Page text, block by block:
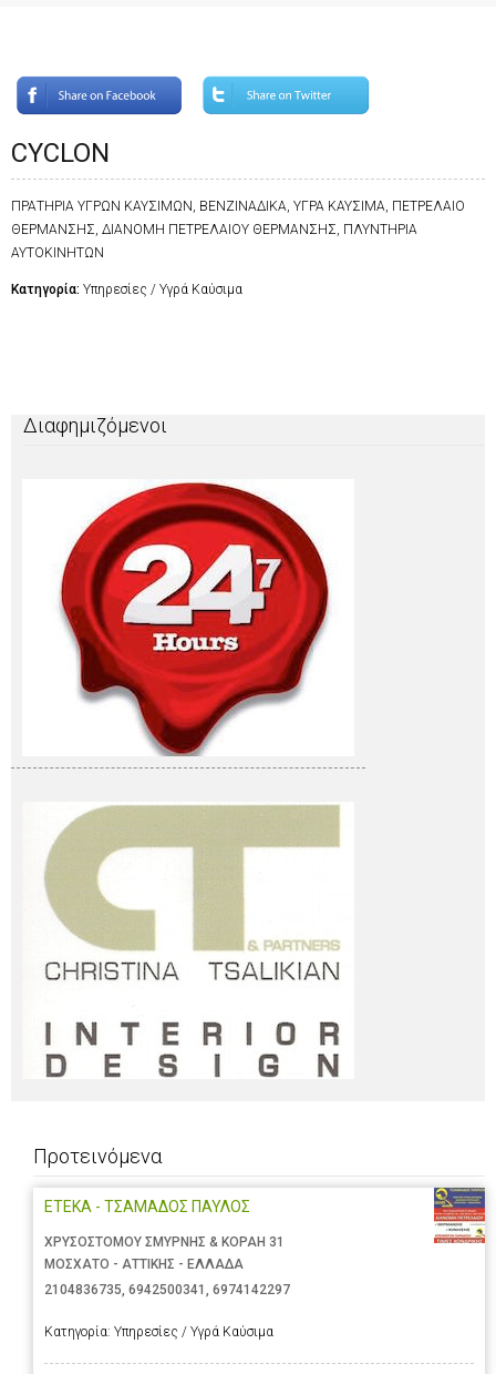
CYCLON
ΠΡΑΤΗΡΙΑ ΥΓΡΩΝ ΚΑΥΣΙΜΩΝ, ΒΕΝΖΙΝΑΔΙΚΑ, ΥΓΡΑ ΚΑΥΣΙΜΑ, ΠΕΤΡΕΛΑΙΟ
ΘΕΡΜΑΝΣΗΣ, ΔΙΑΝΟΜΗ ΠΕΤΡΕΛΑΙΟΥ ΘΕΡΜΑΝΣΗΣ, ΠΛΥΝΤΗΡΙΑ
ΑΥΤΟΚΙΝΗΤΩΝ
Κατηγορία: Υπηρεσίες / Υγρά Καύσιμα
Διαφημιζόμενοι
Προτεινόμενα
ΕΤΕΚΑ - ΤΣΑΜΑΔΟΣ ΠΑΥΛΟΣ
ΧΡΥΣΟΣΤΟΜΟΥ ΣΜΥΡΝΗΣ & ΚΟΡΑΗ 31
ΜΟΣΧΑΤΟ - ΑΤΤΙΚΗΣ - ΕΛΛΑΔΑ
2104836735, 6942500341 , 6974142297
Κατηγορία: Υπηρεσίες / Υγρά Καύσιμα